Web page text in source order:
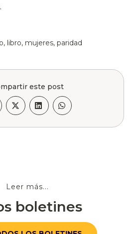
, libro, mujeres, paridad
este post
Leer más...
boletines